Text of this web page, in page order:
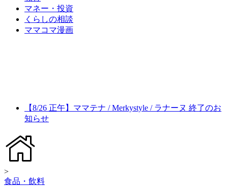
マネー・投資
くらしの相談
ママコマ漫画
【8/26 正午】ママテナ / Merkystyle / ラナーヌ 終了のお
知らせ
>
食品・飲料